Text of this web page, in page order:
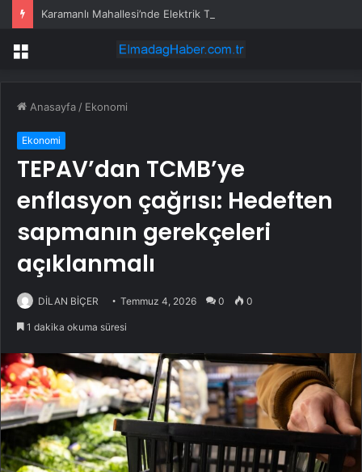
Menü
Anasayfa / Ekonomi
Ekonomi
TEPAV’dan TCMB’ye
enflasyon çağrısı: Hedeften
sapmanın gerekçeleri
açıklanmalı
DİLAN BİÇER Temmuz 4, 2026 0 0
1 dakika okuma süresi